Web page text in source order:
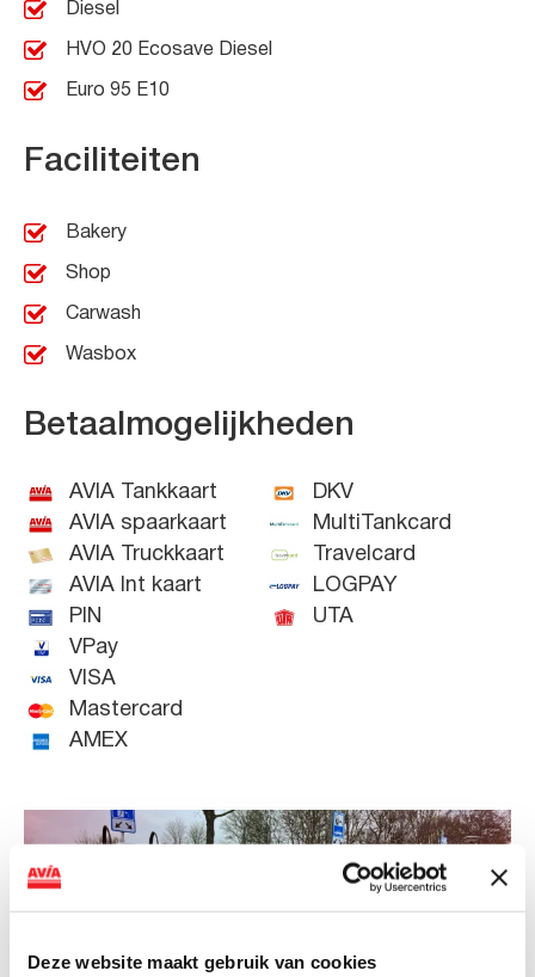
Deze website maakt gebruik van cookies
Diesel
HVO 20 Ecosave Diesel
Euro 95 E10
Faciliteiten
Bakery
Shop
Carwash
Wasbox
Betaalmogelijkheden
AVIA Tankkaart
AVIA spaarkaart
AVIA Truckkaart
AVIA Int kaart
PIN
VPay
VISA
Mastercard
AMEX
DKV
MultiTankcard
Travelcard
LOGPAY
UTA